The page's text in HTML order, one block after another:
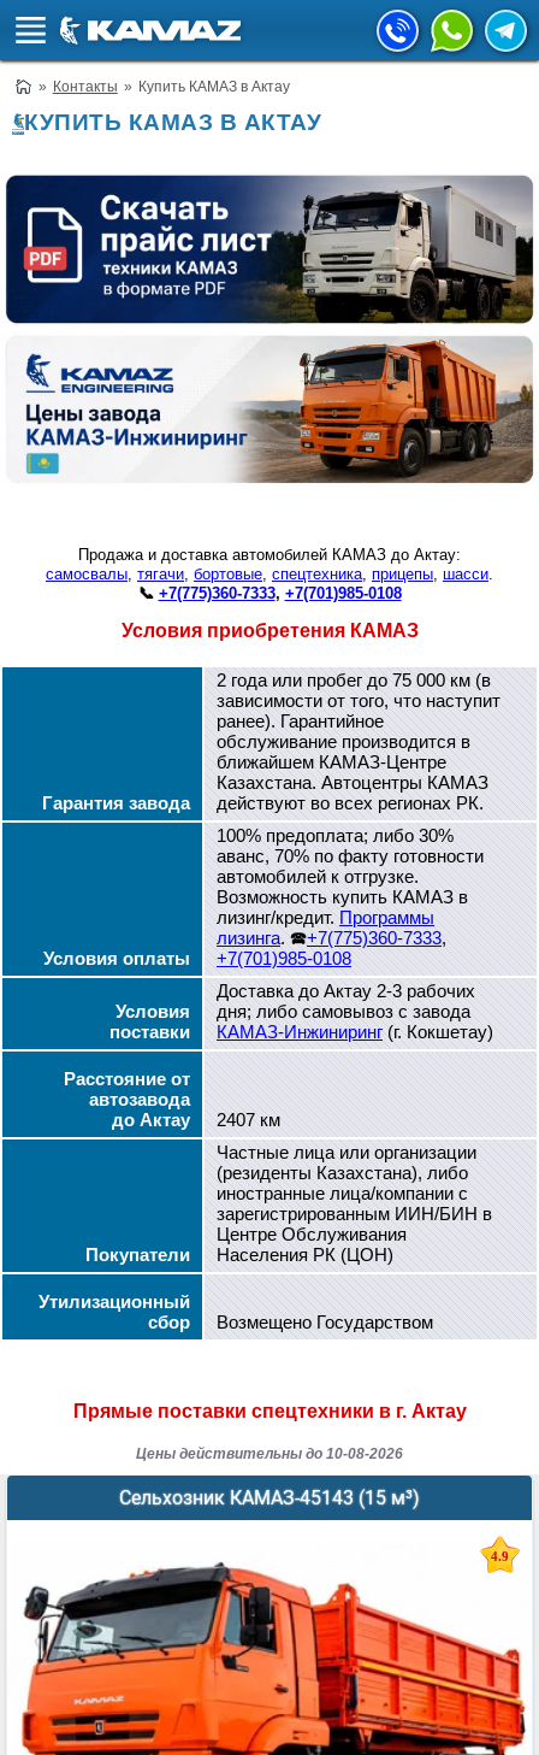
Контакты Купить КАМАЗ в Актау
КУПИТЬ КАМАЗ В АКТАУ
Продажа и доставка автомобилей КАМАЗ до Актау:
самосвалы, тягачи, бортовые, спецтехника, прицепы, шасси.
📞 +7(775)360-7333, +7(701)985-0108
Условия приобретения КАМАЗ
Гарантия завода
2 года или пробег до 75 000 км (в
зависимости от того, что наступит
ранее). Гарантийное
обслуживание производится в
ближайшем КАМАЗ-Центре
Казахстана. Автоцентры КАМАЗ
действуют во всех регионах РК.
Условия оплаты
100% предоплата; либо 30%
аванс, 70% по факту готовности
автомобилей к отгрузке.
Возможность купить КАМАЗ в
лизинг/кредит. Программы
лизинга. 🕿+7(775)360-7333,
+7(701)985-0108
Условия
поставки
Доставка до Актау 2-3 рабочих
дня; либо самовывоз с завода
КАМАЗ-Инжиниринг (г. Кокшетау)
Расстояние от
автозавода
до Актау
2407 км
Покупатели
Частные лица или организации
(резиденты Казахстана), либо
иностранные лица/компании с
зарегистрированным ИИН/БИН в
Центре Обслуживания
Населения РК (ЦОН)
Утилизационный
сбор
Возмещено Государством
Прямые поставки спецтехники в г. Актау
Цены действительны до 10-08-2026
Сельхозник КАМАЗ-45143 (15 м³)
4.9